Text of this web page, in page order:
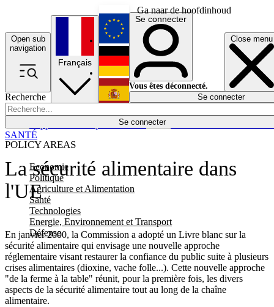
Ga naar de hoofdinhoud
Open sub
navigation
Close menu
Recherche
Se connecter
POLICY AREAS
Economie
Politique
Agriculture et Alimentation
Santé
Technologies
Energie, Environnement et Transport
Défense
Économie
Français
English
Deutsch
Español
Se connecter
Vous êtes déconnecté.
Se connecter
La sécurité alimentaire dans
l'UE
En janvier 2000, la Commission a adopté un Livre blanc sur la
sécurité alimentaire qui envisage une nouvelle approche
réglementaire visant restaurer la confiance du public suite à plusieurs
crises alimentaires (dioxine, vache folle...). Cette nouvelle approche
"de la ferme à la table" réunit, pour la première fois, les divers
aspects de la sécurité alimentaire tout au long de la chaîne
alimentaire.
SANTÉ